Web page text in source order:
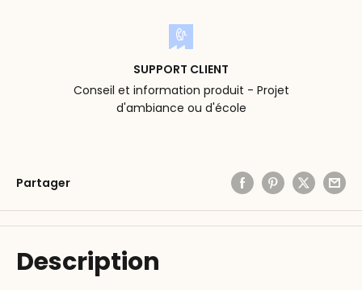
SUPPORT CLIENT
Conseil et information produit - Projet
d'ambiance ou d'école
Partager
Description